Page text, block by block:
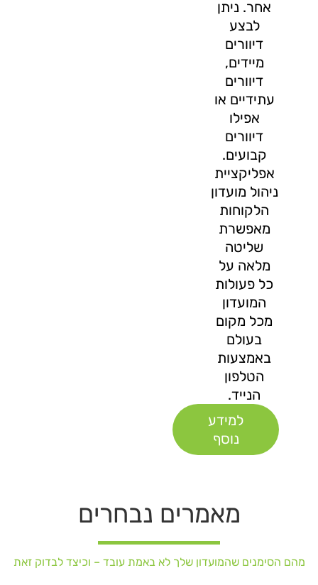
אחר. ניתן
לבצע
דיוורים
מיידים,
דיוורים
עתידיים או
אפילו
דיוורים
קבועים.
אפליקציית
ניהול מועדון
הלקוחות
מאפשרת
שליטה
מלאה על
כל פעולות
המועדון
מכל מקום
בעולם
באמצעות
הטלפון
הנייד.
למידע
נוסף
מאמרים נבחרים
מהם הסימנים שהמועדון שלך לא באמת עובד – וכיצד לבדוק זאת